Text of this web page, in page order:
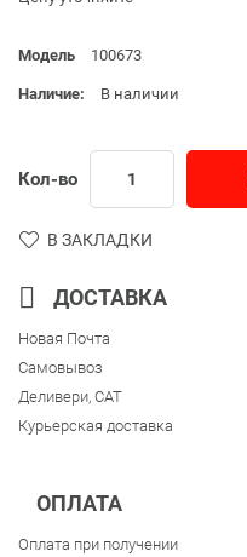
Модель 100673
Наличие: В наличии
Кол-во
В ЗАКЛАДКИ
ДОСТАВКА
Новая Почта
Самовывоз
Деливери, CAT
Курьерская доставка
ОПЛАТА
Оплата при получении